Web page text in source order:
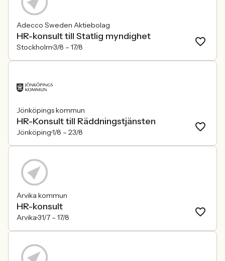
Adecco Sweden Aktiebolag
HR-konsult till Statlig myndighet
Stockholm3/8 – 17/8
Jönköpings kommun
HR-Konsult till Räddningstjänsten
Jönköping1/8 – 23/8
Arvika kommun
HR-konsult
Arvika31/7 – 17/8